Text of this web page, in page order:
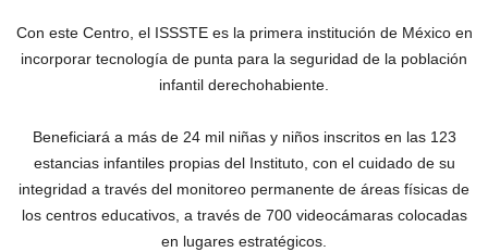
Con este Centro, el ISSSTE es la primera institución de México en
incorporar tecnología de punta para la seguridad de la población
infantil derechohabiente.
Beneficiará a más de 24 mil niñas y niños inscritos en las 123
estancias infantiles propias del Instituto, con el cuidado de su
integridad a través del monitoreo permanente de áreas físicas de
los centros educativos, a través de 700 videocámaras colocadas
en lugares estratégicos.